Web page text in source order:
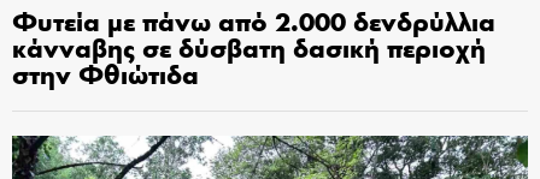
Φυτεία με πάνω από 2.000 δενδρύλλια
κάνναβης σε δύσβατη δασική περιοχή
στην Φθιώτιδα